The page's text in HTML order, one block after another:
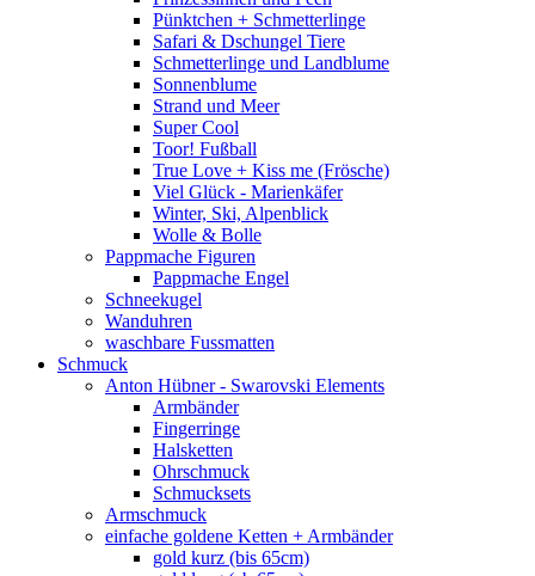
Pünktchen + Schmetterlinge
Safari & Dschungel Tiere
Schmetterlinge und Landblume
Sonnenblume
Strand und Meer
Super Cool
Toor! Fußball
True Love + Kiss me (Frösche)
Viel Glück - Marienkäfer
Winter, Ski, Alpenblick
Wolle & Bolle
Pappmache Figuren
Pappmache Engel
Schneekugel
Wanduhren
waschbare Fussmatten
Schmuck
Anton Hübner - Swarovski Elements
Armbänder
Fingerringe
Halsketten
Ohrschmuck
Schmucksets
Armschmuck
einfache goldene Ketten + Armbänder
gold kurz (bis 65cm)